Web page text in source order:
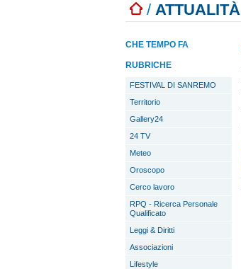
/ ATTUALITÀ
CHE TEMPO FA
RUBRICHE
FESTIVAL DI SANREMO
Territorio
Gallery24
24 TV
Meteo
Oroscopo
Cerco lavoro
RPQ - Ricerca Personale
Qualificato
Leggi & Diritti
Associazioni
Lifestyle